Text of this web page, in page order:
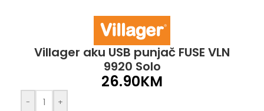
Villager aku USB punjač FUSE VLN
9920 Solo
26.90KM
- +